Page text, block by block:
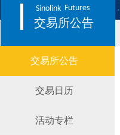
Sinolink Futures
交易所公告
交易所公告
交易日历
活动专栏